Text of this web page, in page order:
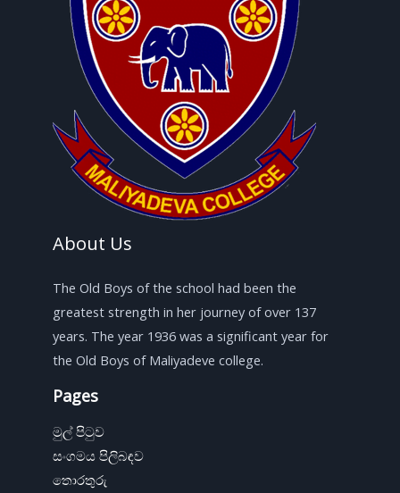
About Us
The Old Boys of the school had been the
greatest strength in her journey of over 137
years. The year 1936 was a significant year for
the Old Boys of Maliyadeve college.
Pages
මුල් පිටුව
සංගමය පිලිබඳව
තොරතුරු